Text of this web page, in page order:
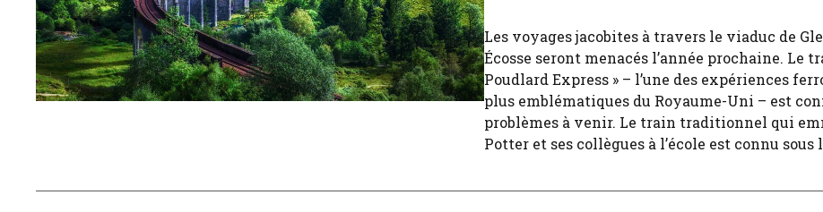
Les voyages jacobites à travers le viaduc de
Écosse seront menacés l’année prochaine. Le
Poudlard Express » – l’une des expériences
plus emblématiques du Royaume-Uni – est
problèmes à venir. Le train traditionnel qui
Potter et ses collègues à l’école est connu sous